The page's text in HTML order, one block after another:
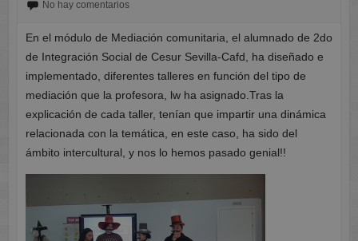
No hay comentarios
En el módulo de Mediación comunitaria, el alumnado de 2do
de Integración Social de Cesur Sevilla-Cafd, ha diseñado e
implementado, diferentes talleres en función del tipo de
mediación que la profesora, lw ha asignado.Tras la
explicación de cada taller, tenían que impartir una dinámica
relacionada con la temática, en este caso, ha sido del
ámbito intercultural, y nos lo hemos pasado genial!!